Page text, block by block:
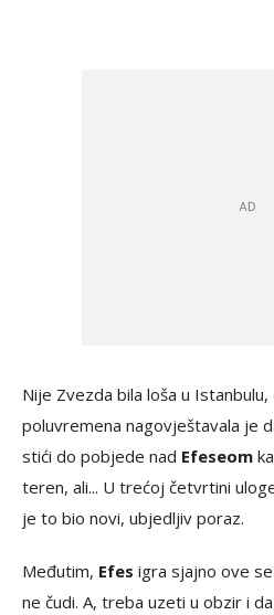
Nije Zvezda bila loša u
poluvremena nagovještavala je
stići do pobjede nad Efeseom
teren, ali... U trećoj četvrtini
je to bio novi, ubjedljiv poraz.
Međutim, Efes igra sjajno ove
ne čudi. A, treba uzeti u obzir i